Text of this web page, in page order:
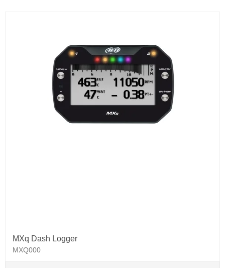
MXq Dash Logger
MXQ000